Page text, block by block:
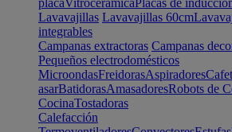
placaVitrocerámicaPlacas de
Lavavajillas Lavavajillas 60cm
integrables
Campanas extractoras Campanas
Pequeños electrodomésticos
MicroondasFreidorasAspiradores
asarBatidorasAmasadoresRobots de
CocinaTostadoras
Calefacción